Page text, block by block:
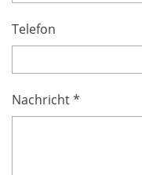
Telefon
Nachricht *